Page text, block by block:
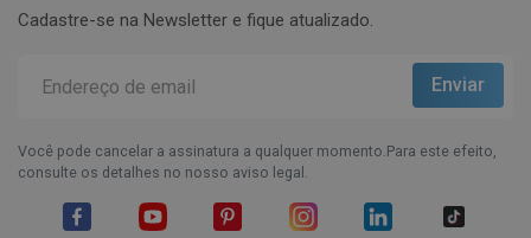
Cadastre-se na Newsletter e fique atualizado.
Você pode cancelar a assinatura a qualquer momento.Para este efeito,
consulte os detalhes no nosso aviso legal.